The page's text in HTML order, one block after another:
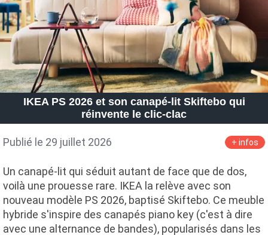
IKEA PS 2026 et son canapé-lit Skiftebo qui
réinvente le clic-clac
Publié le 29 juillet 2026 + infos
Un canapé-lit qui séduit autant de face que de dos,
voilà une prouesse rare. IKEA la relève avec son
nouveau modèle PS 2026, baptisé Skiftebo. Ce meuble
hybride s'inspire des canapés piano key (c'est à dire
avec une alternance de bandes), popularisés dans les